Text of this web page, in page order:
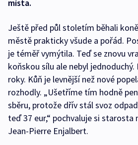
místa.
Ještě před půl stoletím běhali
městě prakticky všude a pořád.
je téměř vymýtila. Teď se znovu
koňskou sílu ale nebyl
roky. Kůň je levnější než nové
rozhodly. „Ušetříme tím hodně
sběru, protože dřív stál svoz
teď 37 eur,“ pochvaluje si starosta
Jean-Pierre Enjalbert.